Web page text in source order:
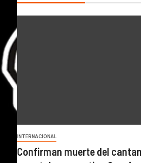
INTERNACIONAL
Confirman muerte del